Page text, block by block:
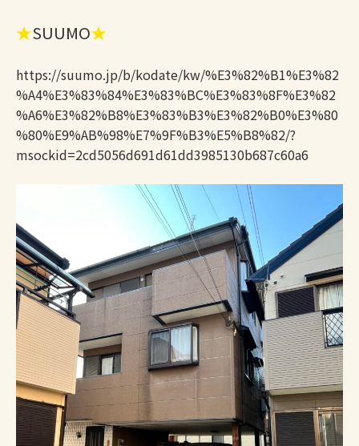
★SUUMO★
https://suumo.jp/b/kodate/kw/%E3%82%B1%E3%82
%A4%E3%83%84%E3%83%BC%E3%83%8F%E3%82
%A6%E3%82%B8%E3%83%B3%E3%82%B0%E3%80
%80%E9%AB%98%E7%9F%B3%E5%B8%82/?
msockid=2cd5056d691d61dd3985130b687c60a6